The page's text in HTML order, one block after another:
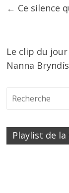
← Ce silence
Le clip du jour
Nanna
Playlist de la